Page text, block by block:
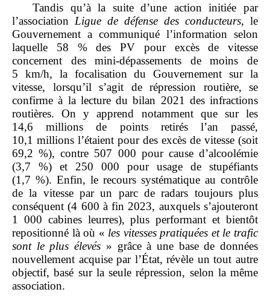
Tandis qu’à la suite d’une action initiée par
l’association Ligue de défense des conducteurs, le
Gouvernement a communiqué l’information selon
laquelle 58 % des PV pour excès de vitesse
concernent des mini‑dépassements de moins de
5 km/h, la focalisation du Gouvernement sur la
vitesse, lorsqu’il s’agit de répression routière, se
confirme à la lecture du bilan 2021 des infractions
routières. On y apprend notamment que sur les
14,6 millions de points retirés l’an passé,
10,1 millions l’étaient pour des excès de vitesse (soit
69,2 %), contre 507 000 pour cause d’alcoolémie
(3,7 %) et 250 000 pour usage de stupéfiants
(1,7 %). Enfin, le recours systématique au contrôle
de la vitesse par un parc de radars toujours plus
conséquent (4 600 à fin 2023, auxquels s’ajouteront
1 000 cabines leurres), plus performant et bientôt
repositionné là où « les vitesses pratiquées et le trafic
sont le plus élevés » grâce à une base de données
nouvellement acquise par l’État, révèle un tout autre
objectif, basé sur la seule répression, selon la même
association.